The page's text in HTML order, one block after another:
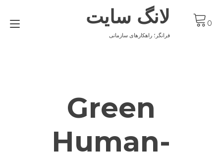
لانگ سایت
فرانگر؛ راهکارهای سازمانی
0
Green
Human-